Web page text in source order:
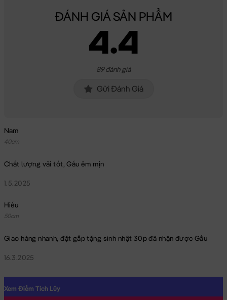
ĐÁNH GIÁ SẢN PHẨM
4.4
89 đánh giá
Gửi Đánh Giá
Nam
40cm
Chất lượng vải tốt, Gấu êm mịn
1.5.2025
Hiếu
50cm
Giao hàng nhanh, đặt gấp tặng sinh nhật 30p đã nhận được Gấu
16.3.2025
Xem Điểm Tích Lũy